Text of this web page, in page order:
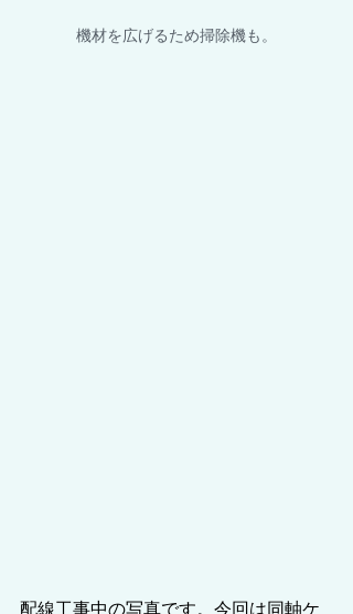
機材を広げるため掃除機も。
配線工事中の写真です。今回は同軸ケ